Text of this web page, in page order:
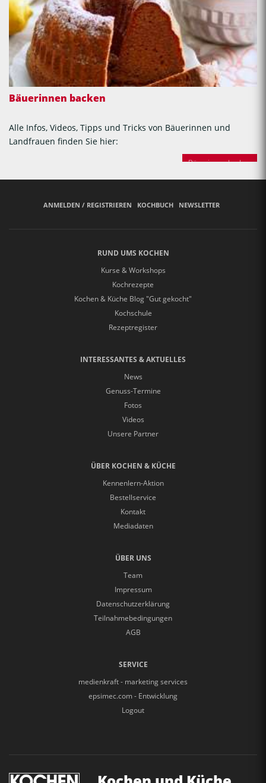
Bäuerinnen backen
Alle Infos, Videos, Tipps und Tricks von Bäuerinnen und
Landfrauen finden Sie hier:
Bäuerinnen backen
ANMELDEN / REGISTRIEREN KOCHBUCH NEWSLETTER
RUND UMS KOCHEN
Kurse & Workshops
Kochrezepte
Kochen & Küche Blog "Gut gekocht"
Kochschule
Rezeptregister
INTERESSANTES & AKTUELLES
News
Genuss-Termine
Fotos
Videos
Unsere Partner
ÜBER KOCHEN & KÜCHE
Kennenlern-Aktion
Bestellservice
Kontakt
Mediadaten
ÜBER UNS
Team
Impressum
Datenschutzerklärung
Teilnahmebedingungen
AGB
SERVICE
medienkraft - marketing services
epsimec.com - Entwicklung
Logout